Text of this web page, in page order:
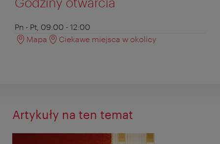
Pn - Pt, 09:00 - 12:00
Mapa
Ciekawe miejsca w okolicy
Artykuły na ten temat